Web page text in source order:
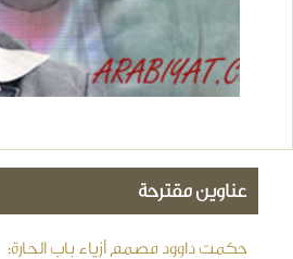
عناوين مقترحة
حكمت داوود مصمم أزياء باب الحارة: